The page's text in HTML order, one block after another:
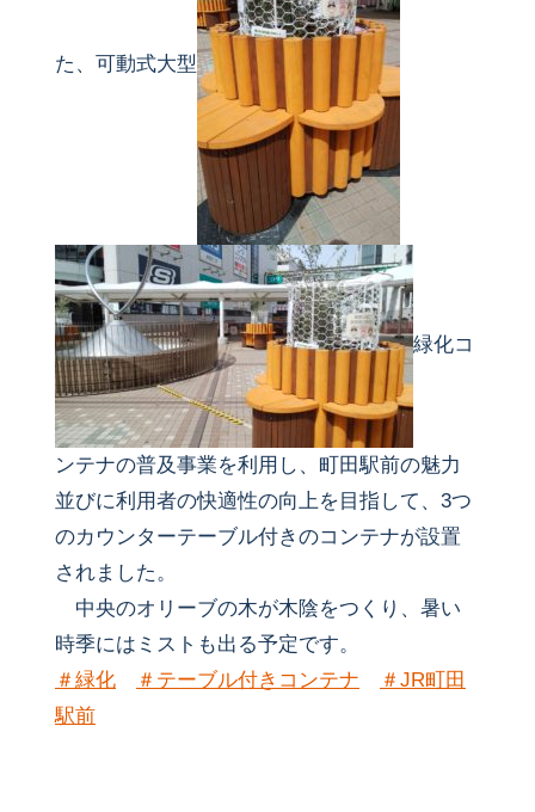
た、可動式大型
緑化コ
ンテナの普及事業を利用し、町田駅前の魅力
並びに利用者の快適性の向上を目指して、3つ
のカウンターテーブル付きのコンテナが設置
されました。
中央のオリーブの木が木陰をつくり、暑い
時季にはミストも出る予定です。
＃緑化
＃テーブル付きコンテナ
＃JR町田
駅前